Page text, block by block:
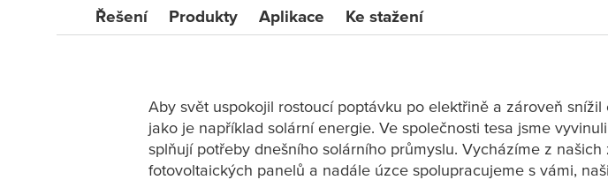
Řešení Produkty Aplikace Ke stažení
Aby svět uspokojil rostoucí poptávku po elektřině a zároveň
jako je například solární energie. Ve společnosti tesa jsme vyvinuli
splňují potřeby dnešního solárního průmyslu. Vycházíme z
fotovoltaických panelů a nadále úzce spolupracujeme s vámi,